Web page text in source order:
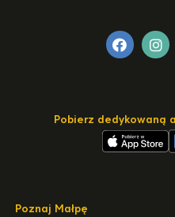
Pobierz dedykowaną
Poznaj Małpę